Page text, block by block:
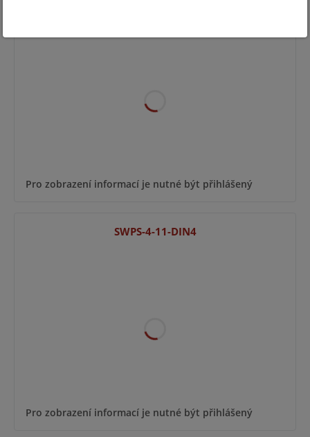
Pro zobrazení informací je nutné být přihlášený
SWPS-4-11-DIN4
Pro zobrazení informací je nutné být přihlášený